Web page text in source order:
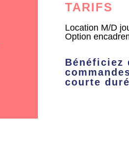
TARIFS
Location M/D
Option
Bénéficiez
courte